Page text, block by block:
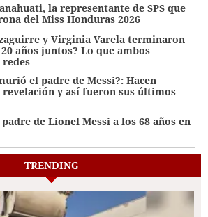
la representante de SPS que
del Miss Honduras 2026
y Virginia Varela terminaron
años juntos? Lo que ambos
el padre de Messi?: Hacen
y así fueron sus últimos
de Lionel Messi a los 68 años en
TRENDING